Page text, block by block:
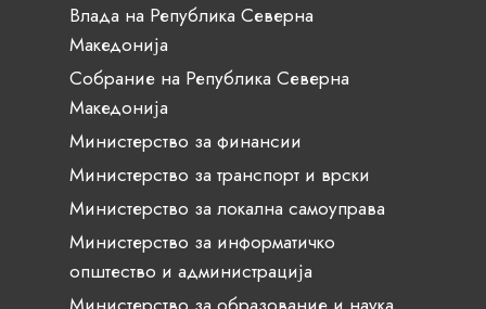
Влада на Република Северна
Македонија
Собрание на Република Северна
Македонија
Министерство за финансии
Министерство за транспорт и врски
Министерство за локална самоуправа
Министерство за информатичко
општество и администрација